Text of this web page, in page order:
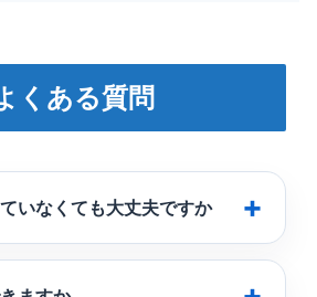
くある質問
いなくても大丈夫ですか